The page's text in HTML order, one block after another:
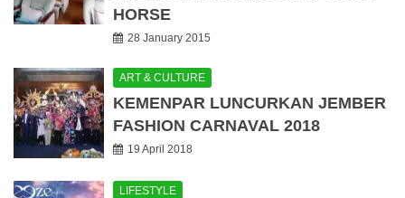
HORSE
28 January 2015
ART & CULTURE
KEMENPAR LUNCURKAN JEMBER
FASHION CARNAVAL 2018
19 April 2018
LIFESTYLE